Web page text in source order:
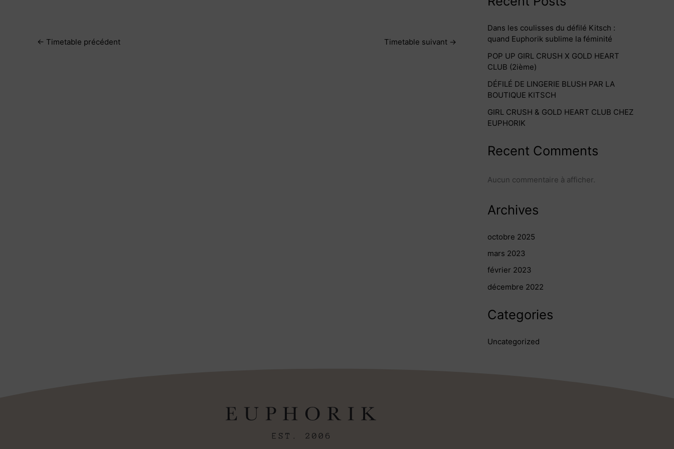
← Timetable précédent Timetable suivant →
Dans les coulisses du défilé Kitsch :
quand Euphorik sublime la féminité
POP UP GIRL CRUSH X GOLD HEART
CLUB (2ième)
DÉFILÉ DE LINGERIE BLUSH PAR LA
BOUTIQUE KITSCH
GIRL CRUSH & GOLD HEART CLUB CHEZ
EUPHORIK
Recent Comments
Aucun commentaire à afficher.
Archives
octobre 2025
mars 2023
février 2023
décembre 2022
Categories
Uncategorized